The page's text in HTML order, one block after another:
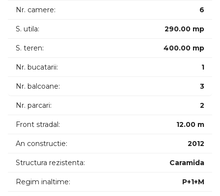
spatiu de depozitare.
Compartimentarea este gandita astfel:
- Etaj si mansarda cu destinatia rezidentiala, compus din 4
imobilului.
Pentru mai multe detalii sau programarea unei vizionari, nu
[ ID Proprietate: P12438]
Nr. camere: 6
S. utila: 290.00 mp
S. teren: 400.00 mp
Nr. bucatarii: 1
Nr. balcoane: 3
Nr. parcari: 2
Front stradal: 12.00 m
An constructie: 2012
Structura rezistenta: Caramida
Regim inaltime: P+1+M